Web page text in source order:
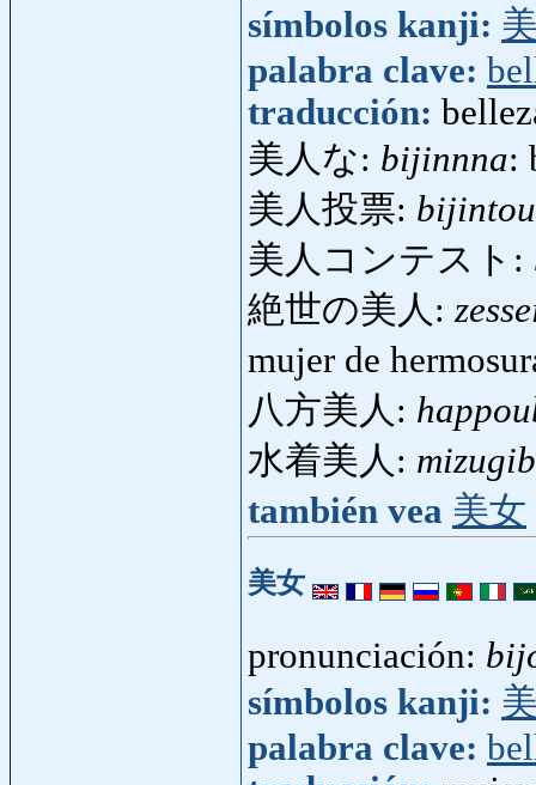
símbolos kanji:
palabra clave:
traducción:
美人な: bijinnna:
美人投票:
美人コンテスト:
絶世の美人:
mujer de
八方美人:
水着美人:
también vea 美女
美女
pronunciación:
símbolos kanji:
palabra clave: